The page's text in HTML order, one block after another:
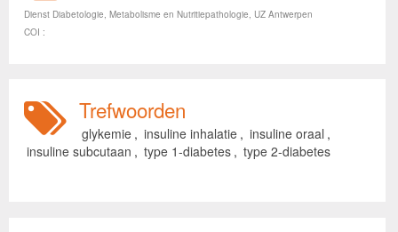
Dienst Diabetologie, Metabolisme en Nutritiepathologie, UZ Antwerpen
COI :
Trefwoorden
glykemie , insuline inhalatie , insuline oraal ,
insuline subcutaan , type 1-diabetes , type 2-diabetes